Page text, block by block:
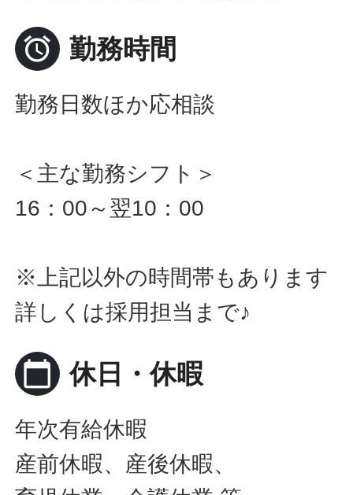
 勤務時間
勤務日数ほか応相談
＜主な勤務シフト＞
16：00～翌10：00
※上記以外の時間帯もあります
詳しくは採用担当まで♪
calendar_today 休日・休暇
年次有給休暇
産前休暇、産後休暇、